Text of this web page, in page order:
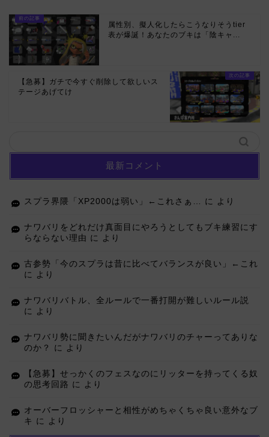
属性別、擬人化したらこうなりそうtier
表が爆誕！あなたのブキは「陰キャ...
【急募】ガチで今すぐ削除して欲しいス
テージあげてけ
最新コメント
スプラ界隈「XP2000は弱い」←これさぁ… に より
ナワバリをどれだけ真面目にやろうとしてもブキ練習にす
らならない理由 に より
古参勢「今のスプラは昔に比べてバランスが良い」←これ
に より
ナワバリバトル、全ルールで一番打開が難しいルール説
に より
ナワバリ勢に聞きたいんだがナワバリのチャーってありな
のか？
に より
【急募】せっかくのフェスなのにリッターを持ってくる奴
の思考回路 に より
オーバーフロッシャーと相性がめちゃくちゃ良い意外なブ
キ に より